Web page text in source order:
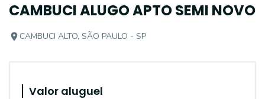
CAMBUCI ALUGO APTO SEMI NOVO
CAMBUCI ALTO, SÃO PAULO - SP
Valor aluguel